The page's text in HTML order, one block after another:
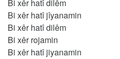
Bi xêr hatî dilêm
Bi xêr hatî jîyanamin
Bi xêr hatî dilêm
Bi xêr rojamin
Bi xêr hatî jiyanamin